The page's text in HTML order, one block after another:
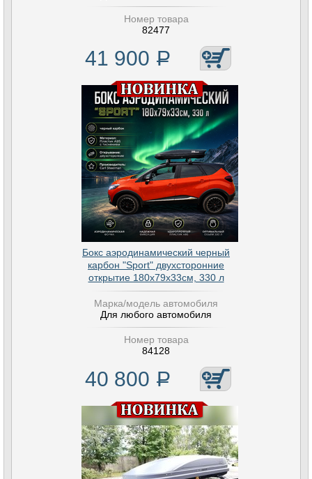
Номер товара
82477
41 900 Р
Бокс аэродинамический черный
карбон "Sport" двухсторонние
открытие 180х79х33см, 330 л
Марка/модель автомобиля
Для любого автомобиля
Номер товара
84128
40 800 Р